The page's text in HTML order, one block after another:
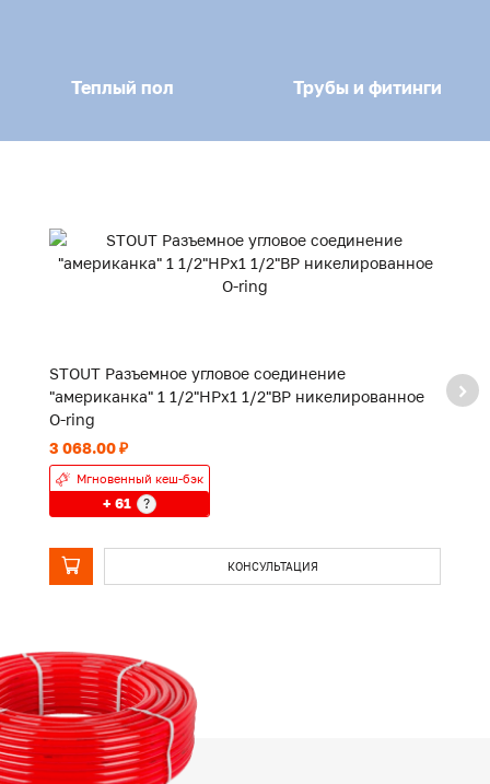
Теплый пол Трубы и фитинги
STOUT Разъемное угловое соединение
"американка" 1 1/2"НРx1 1/2"ВР никелированное
O-ring
3 068.00 ₽
Мгновенный кеш-бэк
+ 61 ?
КОНСУЛЬТАЦИЯ